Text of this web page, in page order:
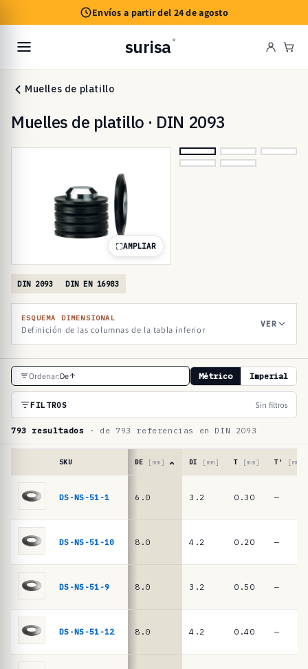
al contenido
Envíos a partir del 24 de agosto
surisa ®
Muelles de platillo
Muelles de platillo · DIN 2093
AMPLIAR
DIN 2093 DIN EN 16983
ESQUEMA DIMENSIONAL
Definición de las columnas de la tabla inferior
VER
T
a
l
a
e
e
n
i
Ordenar:De Métrico Imperial
FILTROS Sin filtros
793 resultados · de 793 referencias en DIN 2093
muelles
platillo
2093
DIN
16983
SKU DE [mm] DI [mm] T [mm] T′ [mm]
DS-NS-51-1 6.0 3.2 0.30 —
DS-NS-51-10 8.0 4.2 0.20 —
DS-NS-51-9 8.0 3.2 0.50 —
DS-NS-51-12 8.0 4.2 0.40 —